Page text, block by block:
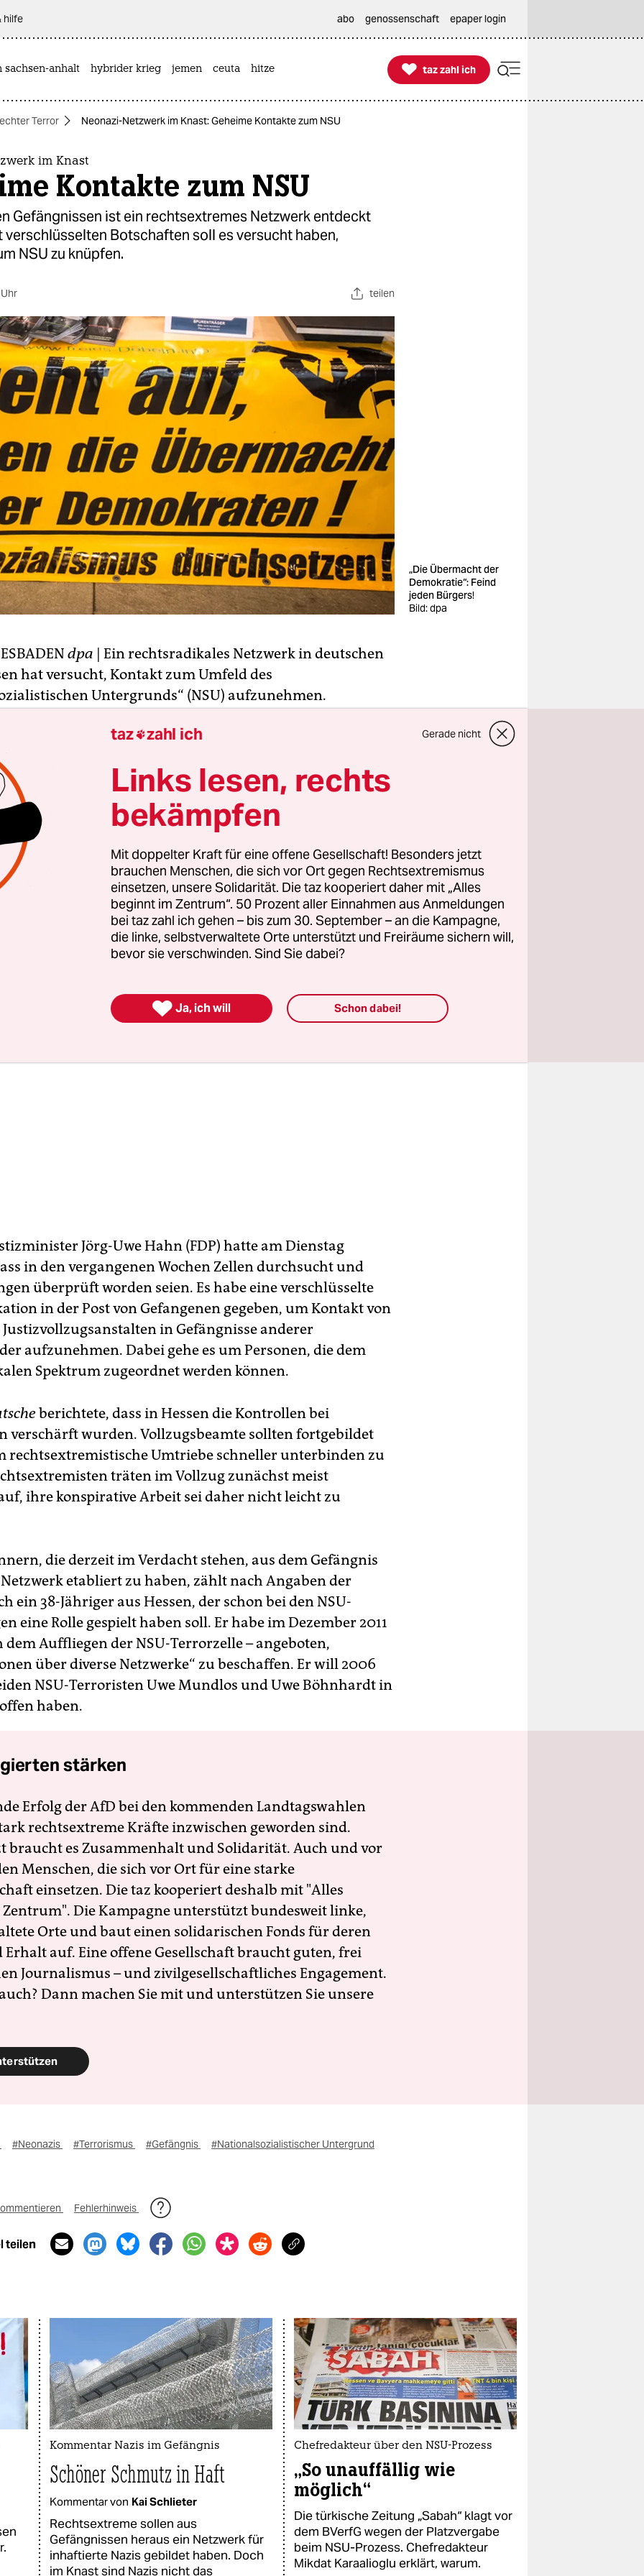
hilfe abo genossenschaft epaper login
sachsen-anhalt hybrider krieg jemen ceuta hitze 
taz zahl ich
taz zahl ich
Terror Neonazi-Netzwerk im Knast: Geheime Kontakte zum NSU
im Knast
Kontakte zum NSU
Gefängnissen ist ein rechtsextremes Netzwerk entdeckt
verschlüsselten Botschaften soll es versucht haben,
NSU zu knüpfen.
teilen
„Die Übermacht der
Demokratie“: Feind
jeden Bürgers!
Bild: dpa
dpa | Ein rechtsradikales Netzwerk in deutschen
hat versucht, Kontakt zum Umfeld des
Untergrunds“ (NSU) aufzunehmen.
bestätigte der Sprecher des hessischen
Hans Liedel, am Mittwoch. „Es gab wohl diesen
er. Angaben zu Details wollte er zu einem späteren
auf Ermittlerkreise, Mitglieder der von den hessischen
entdeckten Organisation hätten offenbar schriftlichen
NSU-Kreisen gepflegt, schreibt dieBild-Zeitung. Das habe
des Beweismaterials ergeben, das bei
in hessischen Strafanstalten in den vergangen
wurde.
Jörg-Uwe Hahn (FDP) hatte am Dienstag
in den vergangenen Wochen Zellen durchsucht und
überprüft worden seien. Es habe eine verschlüsselte
in der Post von Gefangenen gegeben, um Kontakt von
Justizvollzugsanstalten in Gefängnisse anderer
aufzunehmen. Dabei gehe es um Personen, die dem
Spektrum zugeordnet werden können.
berichtete, dass in Hessen die Kontrollen bei
verschärft wurden. Vollzugsbeamte sollten fortgebildet
rechtsextremistische Umtriebe schneller unterbinden zu
träten im Vollzug zunächst meist
ihre konspirative Arbeit sei daher nicht leicht zu
die derzeit im Verdacht stehen, aus dem Gefängnis
etabliert zu haben, zählt nach Angaben der
ein 38-Jähriger aus Hessen, der schon bei den NSU-
eine Rolle gespielt haben soll. Er habe im Dezember 2011
dem Auffliegen der NSU-Terrorzelle – angeboten,
über diverse Netzwerke“ zu beschaffen. Er will 2006
NSU-Terroristen Uwe Mundlos und Uwe Böhnhardt in
haben.
stärken
Erfolg der AfD bei den kommenden Landtagswahlen
rechtsextreme Kräfte inzwischen geworden sind.
braucht es Zusammenhalt und Solidarität. Auch und vor
Menschen, die sich vor Ort für eine starke
einsetzen. Die taz kooperiert deshalb mit "Alles
Die Kampagne unterstützt bundesweit linke,
Orte und baut einen solidarischen Fonds für deren
Erhalt auf. Eine offene Gesellschaft braucht guten, frei
Journalismus – und zivilgesellschaftliches Engagement.
Dann machen Sie mit und unterstützen Sie unsere
#Neonazis #Terrorismus #Gefängnis
#Nationalsozialistischer Untergrund
Fehlerhinweis
teilen
Kommentar Nazis im Gefängnis
Schöner Schmutz in Haft
Kommentar von Kai Schlieter
Rechtsextreme sollen aus
Gefängnissen heraus ein Netzwerk für
inhaftierte Nazis gebildet haben. Doch
im Knast sind Nazis nicht das
Chefredakteur über den NSU-Prozess
„So unauffällig wie
möglich“
Die türkische Zeitung „Sabah“ klagt vor
dem BVerfG wegen der Platzvergabe
beim NSU-Prozess. Chefredakteur
Mikdat Karaalioglu erklärt, warum.
taz zahl ich Gerade nicht
Links lesen, rechts
bekämpfen
Mit doppelter Kraft für eine offene Gesellschaft! Besonders jetzt
brauchen Menschen, die sich vor Ort gegen Rechtsextremismus
einsetzen, unsere Solidarität. Die taz kooperiert daher mit „Alles
beginnt im Zentrum“. 50 Prozent aller Einnahmen aus Anmeldungen
bei taz zahl ich gehen – bis zum 30. September – an die Kampagne,
die linke, selbstverwaltete Orte unterstützt und Freiräume sichern will,
bevor sie verschwinden. Sind Sie dabei?
 Ja, ich will Schon dabei!